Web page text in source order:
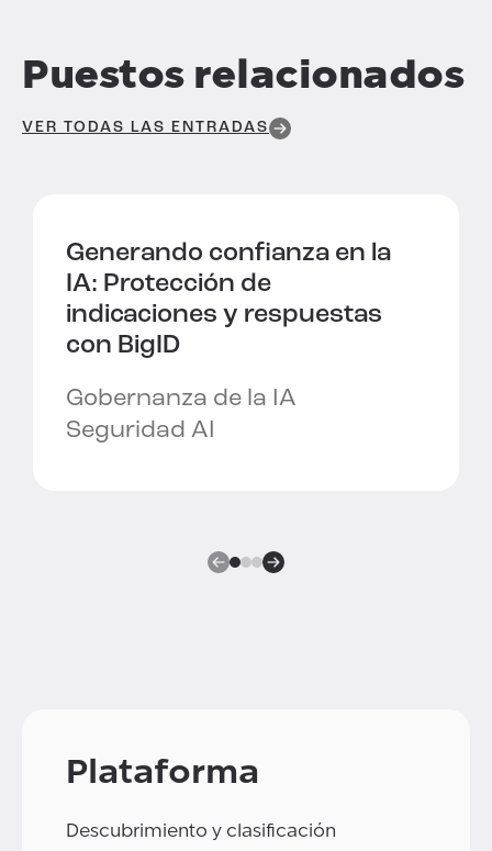
Puestos relacionados
VER TODAS LAS ENTRADAS
Generando confianza en la
IA: Protección de
indicaciones y respuestas
con BigID
Gobernanza de la IA
Seguridad AI
Plataforma
Descubrimiento y clasificación